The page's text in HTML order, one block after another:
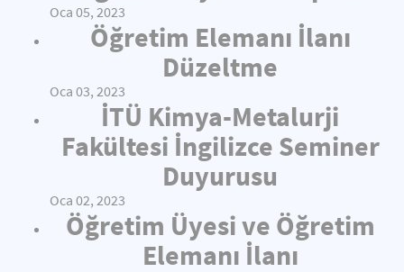
Oca 05, 2023
Öğretim Elemanı İlanı
Düzeltme
Oca 03, 2023
İTÜ Kimya-Metalurji
Fakültesi İngilizce Seminer
Duyurusu
Oca 02, 2023
Öğretim Üyesi ve Öğretim
Elemanı İlanı